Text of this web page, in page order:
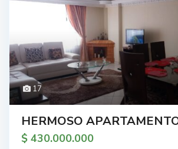
17
HERMOSO
$ 430.000.000